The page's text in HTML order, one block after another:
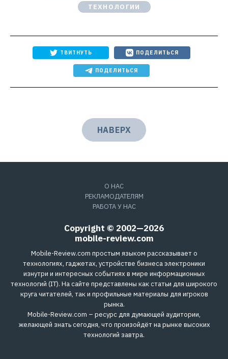
ТЕХНОЛОГИИ
ТВИТНУТЬ ПОДЕЛИТЬСЯ
ПОДЕЛИТЬСЯ
НАВЕРХ
О НАС
РЕКЛАМОДАТЕЛЯМ
РАБОТА У НАС
Copyright © 2002—2026
mobile-review.com
Mobile-Review.com простым языком рассказывает о
технологиях, гаджетах, устройстве бизнеса электроники
изнутри и интересных событиях в мире информационных
технологий (IT). На сайте представлены как статьи для широкого
круга читателей, так и профильные материалы для игроков
рынка.
Mobile-Review.com – ресурс для думающей аудитории,
желающей знать сегодня, что произойдёт на рынке высоких
технологий завтра.